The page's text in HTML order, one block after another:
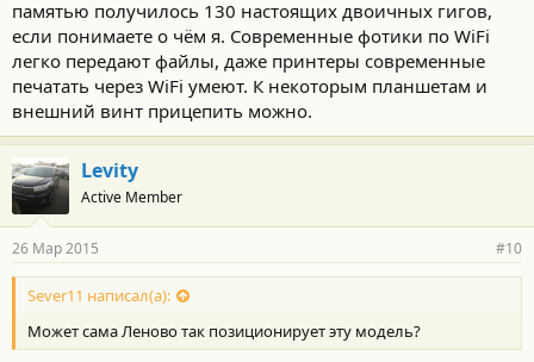
памятью получилось 130 настоящих двоичных гигов,
если понимаете о чём я. Современные фотики по WiFi
легко передают файлы, даже принтеры современные
печатать через WiFi умеют. К некоторым планшетам и
внешний винт прицепить можно.
Levity
Active Member
26 Мар 2015 #10
Sever11 написал(а):
Может сама Леново так позиционирует эту модель?